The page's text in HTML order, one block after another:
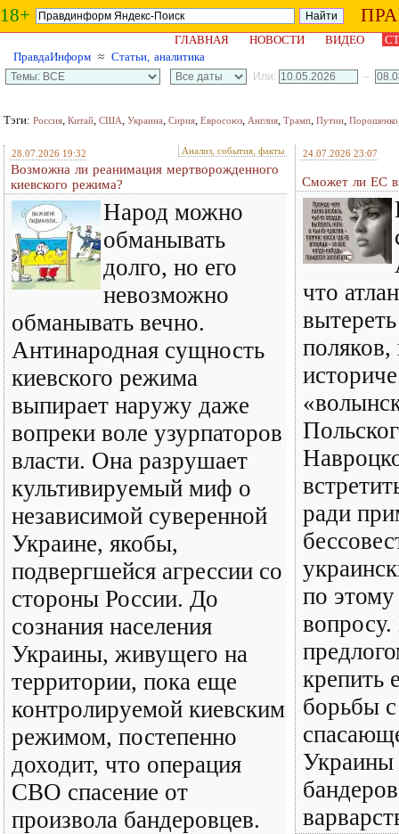
18+
ГЛАВНАЯ НОВОСТИ ВИДЕО
ПравдаИнформ ≈ Статьи, аналитика
Или: –
Тэги: Россия, Китай, США, Украина, Сирия, Евросоюз, Англия, Трамп, Путин, Порошенко
28.07.2026 19:32 Анализ, события, факты
Возможна ли реанимация мертворожденного
киевского режима?
Народ можно
обманывать
долго, но его
невозможно
обманывать вечно.
Антинародная сущность
киевского режима
выпирает наружу даже
вопреки воле узурпаторов
власти. Она разрушает
культивируемый миф о
независимой суверенной
Украине, якобы,
подвергшейся агрессии со
стороны России. До
сознания населения
Украины, живущего на
территории, пока еще
контролируемой киевским
режимом, постепенно
доходит, что операция
СВО спасение от
произвола бандеровцев.
24.07.2026 23:07
Сможет ли ЕС
что
ради
по
крепить
борьбы
Украины